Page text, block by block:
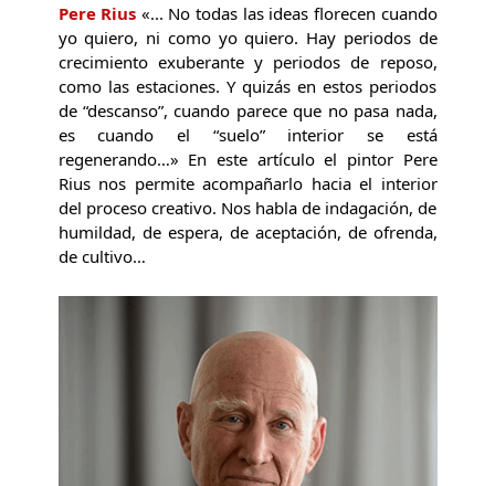
Pere Rius «... No todas las ideas florecen cuando
yo quiero, ni como yo quiero. Hay periodos de
crecimiento exuberante y periodos de reposo,
como las estaciones. Y quizás en estos periodos
de “descanso”, cuando parece que no pasa nada,
es cuando el “suelo” interior se está
regenerando…» En este artículo el pintor Pere
Rius nos permite acompañarlo hacia el interior
del proceso creativo. Nos habla de indagación, de
humildad, de espera, de aceptación, de ofrenda,
de cultivo…